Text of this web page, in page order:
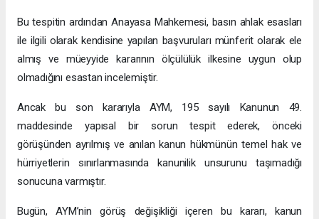
Bu tespitin ardından Anayasa Mahkemesi, basın ahlak esasları
ile ilgili olarak kendisine yapılan başvuruları münferit olarak ele
almış ve müeyyide kararının ölçülülük ilkesine uygun olup
olmadığını esastan incelemiştir.
Ancak bu son kararıyla AYM, 195 sayılı Kanunun 49.
maddesinde yapısal bir sorun tespit ederek, önceki
görüşünden ayrılmış ve anılan kanun hükmünün temel hak ve
hürriyetlerin sınırlanmasında kanunilik unsurunu taşımadığı
sonucuna varmıştır.
Bugün, AYM’nin görüş değişikliği içeren bu kararı, kanun